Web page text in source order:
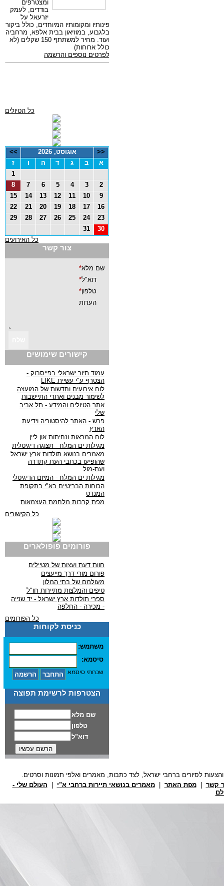
כל הטיולים
<< אוגוסט, 2026
>>
א
ב ג ד ה ו
ז
1
2
3
4
5
6
7
8
9
10
11
12
13
14
15
16
17
18
19
20
21
22
23
24
25
26
27
28
29
30
31
כל האירועים
צור קשר
קישורים שימושים
עמוד תיור ישראלי בפייסבוק -
הצטרף ע"י עשיית LIKE
לוח אירועים וחדשות של המועצה
לשימור מבנים ואתרי התיישבות
אתר הטיולים והמידע - תל אביב
שלי
פרש - האתר להיסטוריה וידיעת
הארץ
לוח המראות ונחיתות און ליין
מגילות ים המלח - תצוגה דיגיטלית
מאמרים בנושא תולדות ארץ ישראל
שהופיעו בכתבי העת קתדרה
ועת-מול
מגילות ים המלח - המיזם הדיגיטלי
הכוחות הבריטיים בא"י בתקופת
המנדט
מפת קרבות מלחמת העצמאות
כל הקישורים
פורומים פופולארים
חוות דעת ועצות של מטיילים
פורום מורי דרך מייעצים
מעולמם של בתי המלון
טיפים והמלצות מתיירות חו"ל
ספרי תולדות ארץ ישראל - יד שנייה
- מכירה - החלפה
כל הפורומים
כניסת לקוחות
משתמש:
סיסמא:
שכחתי סיסמא
הצטרפות לרשימת תפוצה
קשר |מפת האתר |מאמרים בנושאי תיירות ברחבי א"י
העולם שלי -